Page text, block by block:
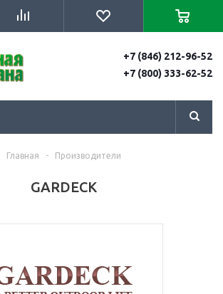
+7 (846) 212-96-52
+7 (800) 333-62-52
Главная - Производители
GARDECK